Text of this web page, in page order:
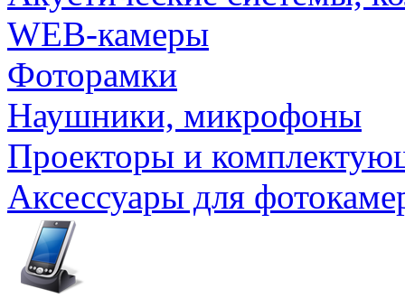
WEB-камеры
Фоторамки
Наушники, микрофоны
Проекторы и
Аксессуары для